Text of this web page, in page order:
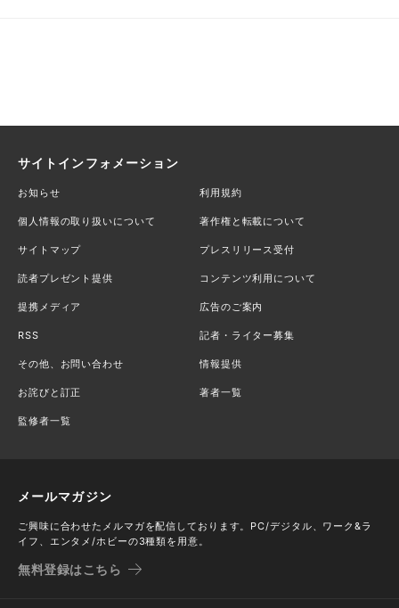
サイトインフォメーション
お知らせ 利用規約
個人情報の取り扱いについて 著作権と転載について
サイトマップ プレスリリース受付
読者プレゼント提供 コンテンツ利用について
提携メディア 広告のご案内
RSS 記者・ライター募集
その他、お問い合わせ 情報提供
お詫びと訂正 著者一覧
監修者一覧
メールマガジン
ご興味に合わせたメルマガを配信しております。PC/デジタル、ワーク&ラ
イフ、エンタメ/ホビーの3種類を用意。
無料登録はこちら